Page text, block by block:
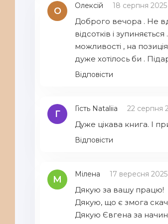
О Олексій 18 серпня
Доброго вечора . Не
відсотків і
можливості , на
дуже хотілось би .
Відповісти
Г Гість Nataliia 22 серпня
Дуже цікава книга. І
Відповісти
М Мілена 17 вересня
Дякую за вашу працю!
Дякую, що є змога
Дякую Євгена за